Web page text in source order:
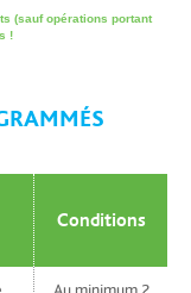
(sauf opérations portant
!
Conditions